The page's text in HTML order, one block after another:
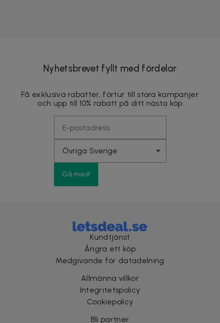
Nyhetsbrevet fyllt med fördelar
Få exklusiva rabatter, förtur till stora kampanjer
och upp till 10% rabatt på ditt nästa köp
Gå med!
Kundtjänst
Ångra ett köp
Medgivande för datadelning
Allmänna villkor
Integritetspolicy
Cookiepolicy
Bli partner